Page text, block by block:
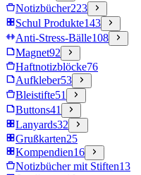
Notizbücher223
Schul Produkte143
Anti-Stress-Bälle108
Magnet92
Haftnotizblöcke76
Aufkleber53
Bleistifte51
Buttons41
Lanyards32
Grußkarten25
Kompendien16
Notizbücher mit Stiften13